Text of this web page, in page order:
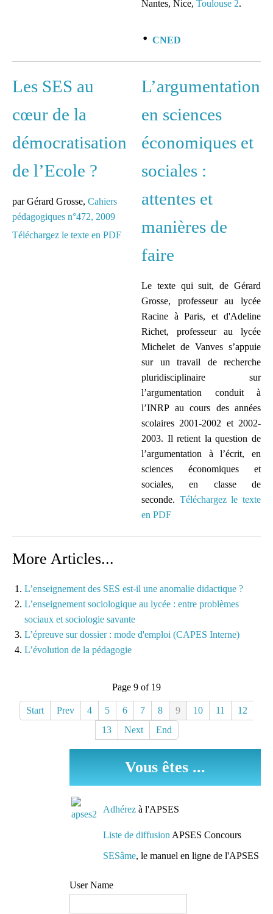
Nantes, Nice,Toulouse 2.
CNED
Les SES au
cœur de la
démocratisation
de l’Ecole ?
par Gérard Grosse, Cahiers
pédagogiques n°472, 2009
Téléchargez le texte en PDF
L’argumentation
en sciences
économiques et
sociales :
attentes et
manières de
faire
Le texte qui suit, de Gérard
Grosse, professeur au lycée
Racine à Paris, et d'Adeline
Richet, professeur au lycée
Michelet de Vanves s’appuie
sur un travail de recherche
pluridisciplinaire sur
l’argumentation conduit à
l’INRP au cours des années
scolaires 2001-2002 et 2002-
2003. Il retient la question de
l’argumentation à l’écrit, en
sciences économiques et
sociales, en classe de
seconde. Téléchargez le texte
en PDF
More Articles...
L’enseignement des SES est-il une anomalie didactique ?
L’enseignement sociologique au lycée : entre problèmes
sociaux et sociologie savante
L’épreuve sur dossier : mode d'emploi (CAPES Interne)
L’évolution de la pédagogie
Page 9 of 19
Start Prev 4 5 6 7 8 9 10 11
12
13
Next End
Vous êtes ...
Adhérez à l'APSES
Liste de diffusion APSES Concours
SESâme, le manuel en ligne de l'APSES
User Name